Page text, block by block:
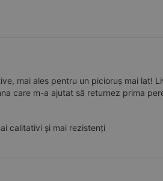
mai ales pentru un picioruș mai lat!
care m-a ajutat să returnez prima
calitativi și mai rezistenți